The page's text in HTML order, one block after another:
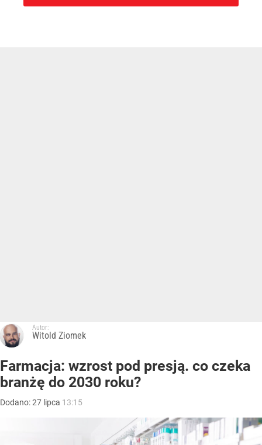
Autor:
Witold Ziomek
Farmacja: wzrost pod presją. co czeka
branżę do 2030 roku?
Dodano:27 lipca 13:15